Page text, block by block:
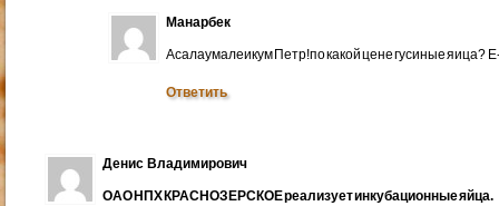
Манарбек
Асалаумалеикум Петр!по какой цене гусиные яица?
Ответить
Денис Владимирович
ОАО НПХ КРАСНОЗЕРСКОЕ реализует инкубационные яйца.